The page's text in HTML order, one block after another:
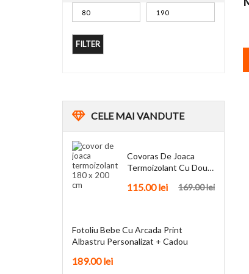
FILTER
CELEMAI VANDUTE
Covoras De Joaca
Termoizolant Cu Doua
169.00lei
115.00lei
Fotoliu Bebe Cu Arcada Print
Albastru Personalizat + Cadou
189.00lei